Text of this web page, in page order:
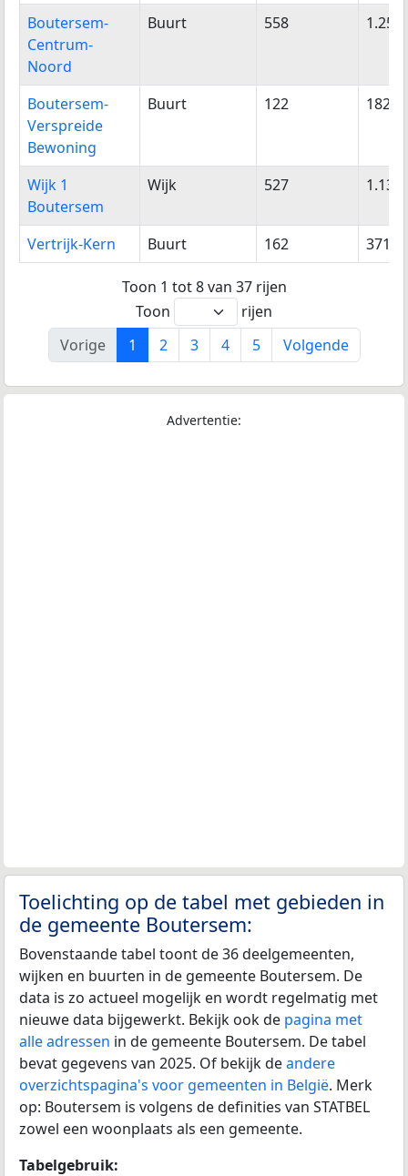
Boutersem-
Centrum-
Noord
Buurt 558 1.258
Boutersem-
Verspreide
Bewoning
Buurt 122 182
Wijk 1
Boutersem
Wijk 527 1.133
Vertrijk-Kern Buurt 162 371
Toon 1 tot 8 van 37 rijen
Toon
rijen
Vorige
1 2 3 4 5 Volgende
Advertentie:
Toelichting op de tabel met gebieden in
de gemeente Boutersem:
Bovenstaande tabel toont de 36 deelgemeenten,
wijken en buurten in de gemeente Boutersem. De
data is zo actueel mogelijk en wordt regelmatig met
nieuwe data bijgewerkt. Bekijk ook de pagina met
alle adressen in de gemeente Boutersem. De tabel
bevat gegevens van 2025. Of bekijk deandere
overzichtspagina's voor gemeenten in België. Merk
op: Boutersem is volgens de definities van STATBEL
zowel een woonplaats als een gemeente.
Tabelgebruik: